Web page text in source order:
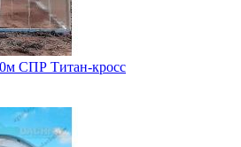
СПР Титан-кросс